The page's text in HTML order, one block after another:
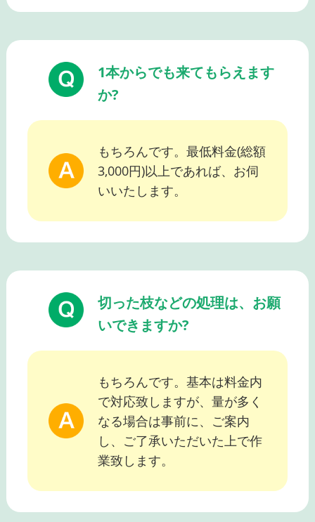
1本からでも来てもらえます
か?
もちろんです。最低料金(総額
3,000円)以上であれば、お伺
いいたします。
切った枝などの処理は、お願
いできますか?
もちろんです。基本は料金内
で対応致しますが、量が多く
なる場合は事前に、ご案内
し、ご了承いただいた上で作
業致します。